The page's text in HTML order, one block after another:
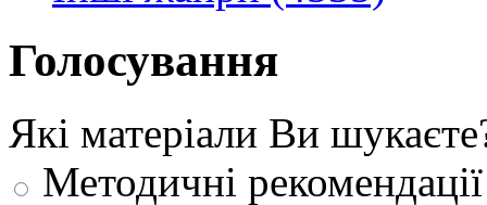
Голосування
Які матеріали Ви
Методичні рекомендації